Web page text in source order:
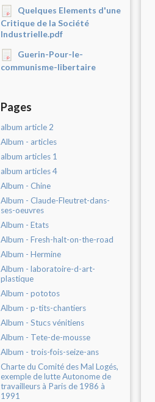
Quelques Elements d'une
Critique de la Société
Industrielle.pdf
Guerin-Pour-le-
communisme-libertaire
Pages
album article 2
Album - articles
album articles 1
album articles 4
Album - Chine
Album - Claude-Fleutret-dans-
ses-oeuvres
Album - Etats
Album - Fresh-halt-on-the-road
Album - Hermine
Album - laboratoire-d-art-
plastique
Album - pototos
Album - p-tits-chantiers
Album - Stucs vénitiens
Album - Tete-de-mousse
Album - trois-fois-seize-ans
Charte du Comité des Mal Logés,
exemple de lutte Autonome de
travailleurs à Paris de 1986 à
1991